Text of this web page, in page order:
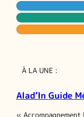
À LA UNE :
Alad’In Guide
«